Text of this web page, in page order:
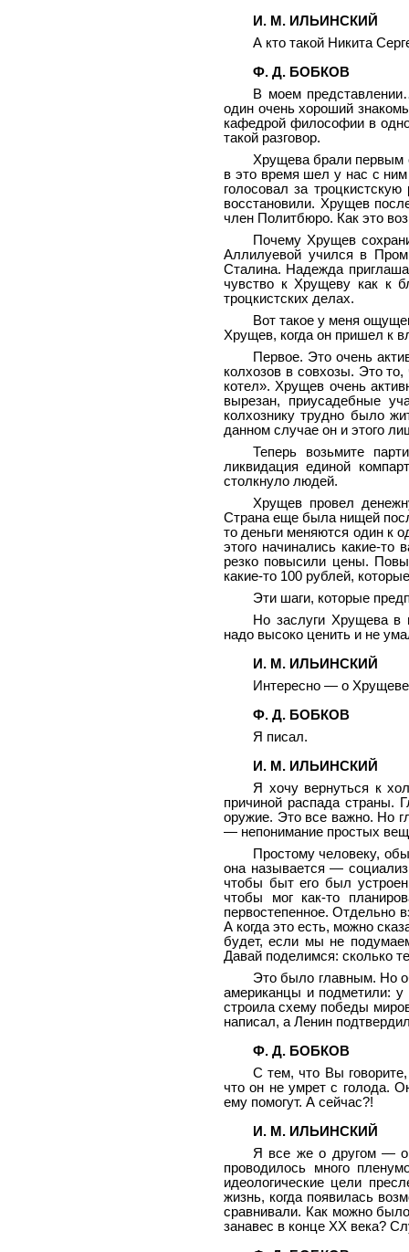
И. М. ИЛЬИНСКИЙ
А кто такой Никита
Ф. Д. БОБКОВ
В моем
один очень хороший
кафедрой философии в
такой разговор.
Хрущева брали первым
в это время шел у нас с
голосовал за
восстановили. Хрущев
член Политбюро. Как это
Почему Хрущев
Аллилуевой учился в
Сталина. Надежда
чувство к Хрущеву как к
троцкистских делах.
Вот такое у меня
Хрущев, когда он пришел к
Первое. Это очень
колхозов в совхозы. Это
котел». Хрущев очень
вырезан, приусадебные
колхознику трудно было
данном случае он и этого
Теперь возьмите
ликвидация единой
столкнуло людей.
Хрущев провел
Страна еще была нищей
то деньги меняются один к
этого начинались какие-
резко повысили цены.
какие-то 100 рублей,
Эти шаги, которые
Но заслуги Хрущева в
надо высоко ценить и не
И. М. ИЛЬИНСКИЙ
Интересно — о Хрущеве
Ф. Д. БОБКОВ
Я писал.
И. М. ИЛЬИНСКИЙ
Я хочу вернуться к
причиной распада страны.
оружие. Это все важно. Но
— непонимание простых
Простому человеку,
она называется —
чтобы быт его был
чтобы мог как-то
первостепенное. Отдельно
А когда это есть, можно
будет, если мы не
Давай поделимся: сколько
Это было главным. Но
американцы и подметили:
строила схему победы
написал, а Ленин
Ф. Д. БОБКОВ
С тем, что Вы
что он не умрет с голода.
ему помогут. А сейчас?!
И. М. ИЛЬИНСКИЙ
Я все же о другом — о
проводилось много
идеологические цели
жизнь, когда появилась
сравнивали. Как можно
занавес в конце ХХ века?